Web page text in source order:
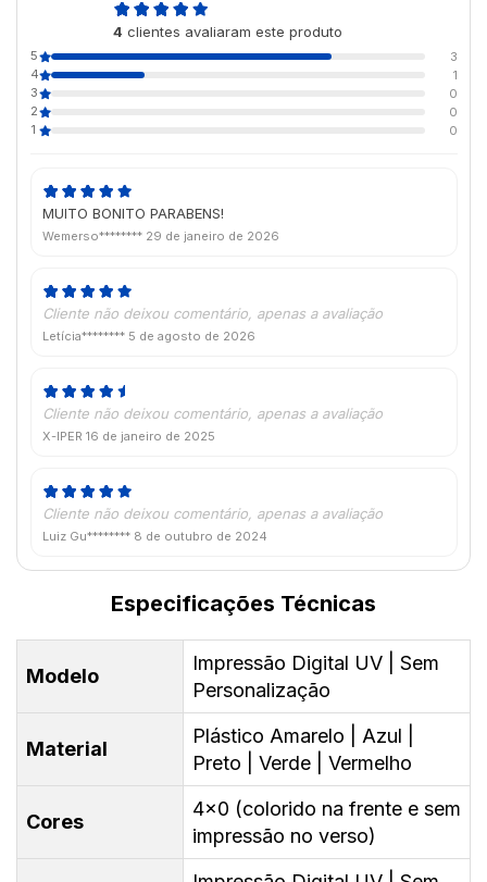
4 clientes avaliaram este produto
5
3
4
1
3
0
2
0
1
0
MUITO BONITO PARABENS!
Wemerso******** 29 de janeiro de 2026
Cliente não deixou comentário, apenas a avaliação
Letícia******** 5 de agosto de 2026
Cliente não deixou comentário, apenas a avaliação
X-IPER 16 de janeiro de 2025
Cliente não deixou comentário, apenas a avaliação
Luiz Gu******** 8 de outubro de 2024
Especificações Técnicas
Modelo
Impressão Digital UV | Sem
Personalização
Material
Plástico Amarelo | Azul |
Preto | Verde | Vermelho
Cores
4x0 (colorido na frente e sem
impressão no verso)